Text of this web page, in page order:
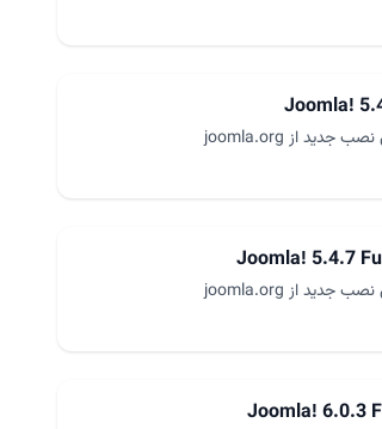
Joomla!
Joomla! 5.4.7
Joomla! 6.0.3